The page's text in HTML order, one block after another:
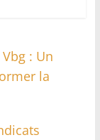
: Un
la